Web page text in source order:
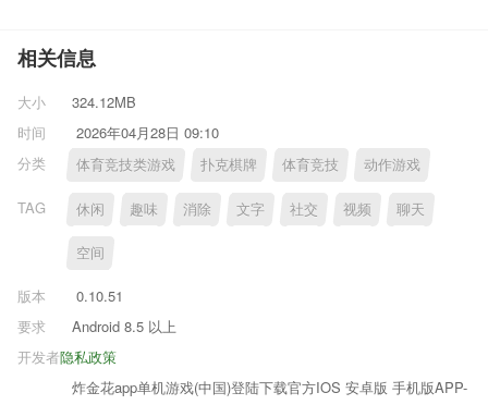
相关信息
大小
324.12MB
时间
2026年04月28日 09:10
分类
体育竞技类游戏 扑克棋牌 体育竞技 动作游戏
TAG 休闲 趣味 消除 文字 社交 视频 聊天
空间
版本
0.10.51
要求
Android 8.5 以上
隐私政策
开发者
炸金花app单机游戏(中国)登陆下载官方IOS 安卓版 手机版APP-